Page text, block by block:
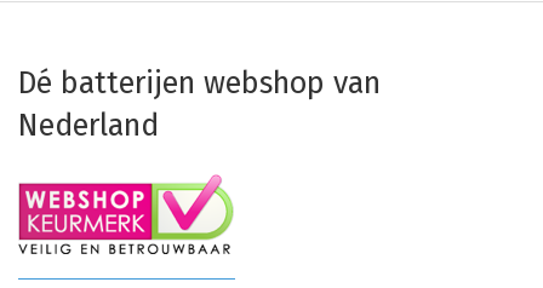
Dé batterijen webshop van
Nederland